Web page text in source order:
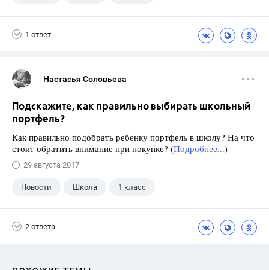
1 ответ
Настасья Соловьева
Подскажите, как правильно выбирать школьный
портфель?
Как правильно подобрать ребенку портфель в школу? На что
стоит обратить внимание при покупке? (Подробнее...)
29 августа 2017
Новости Школа 1 класс
2 ответа